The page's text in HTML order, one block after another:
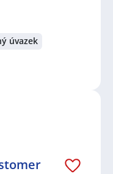
úvazek